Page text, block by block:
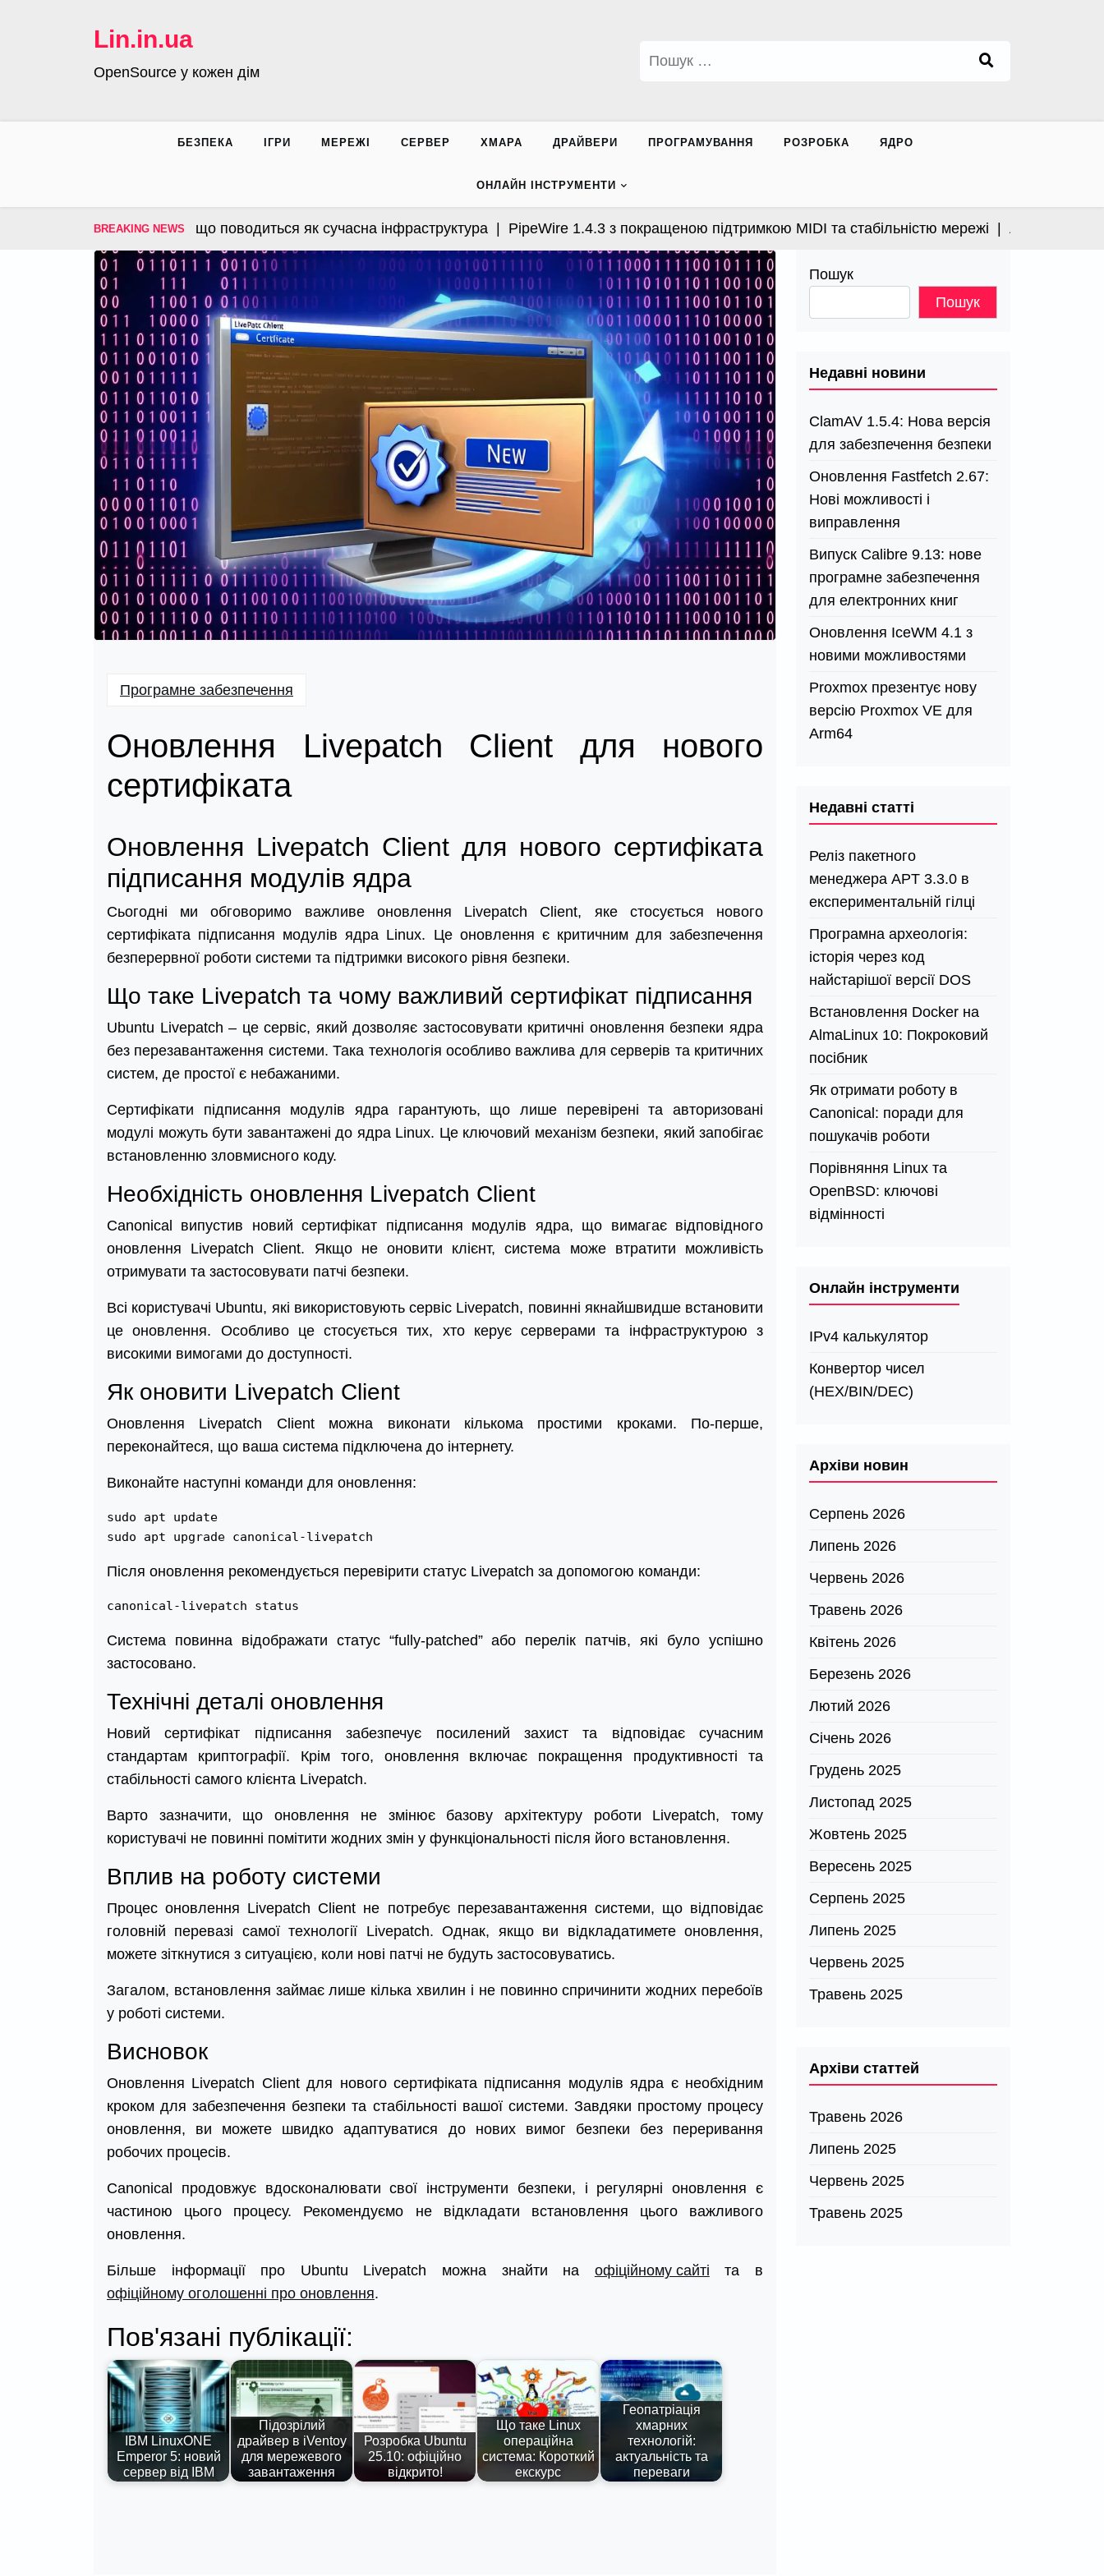
Lin.in.ua
OpenSource у кожен дім
БЕЗПЕКА ІГРИ МЕРЕЖІ СЕРВЕР ХМАРА ДРАЙВЕРИ ПРОГРАМУВАННЯ РОЗРОБКА ЯДРО
ОНЛАЙН ІНСТРУМЕНТИ
BREAKING NEWS
операційна система, що поводиться як сучасна інфраструктура |PipeWire 1.4.3 з покращеною підтримкою MIDI та стабільністю мережі |Apple випустила
Програмне забезпечення
Оновлення Livepatch Client для нового
сертифіката
Оновлення Livepatch Client для нового сертифіката
підписання модулів ядра
Сьогодні ми обговоримо важливе оновлення Livepatch Client, яке стосується нового
сертифіката підписання модулів ядра Linux. Це оновлення є критичним для забезпечення
безперервної роботи системи та підтримки високого рівня безпеки.
Що таке Livepatch та чому важливий сертифікат підписання
Ubuntu Livepatch – це сервіс, який дозволяє застосовувати критичні оновлення безпеки ядра
без перезавантаження системи. Така технологія особливо важлива для серверів та критичних
систем, де простої є небажаними.
Сертифікати підписання модулів ядра гарантують, що лише перевірені та авторизовані
модулі можуть бути завантажені до ядра Linux. Це ключовий механізм безпеки, який запобігає
встановленню зловмисного коду.
Необхідність оновлення Livepatch Client
Canonical випустив новий сертифікат підписання модулів ядра, що вимагає відповідного
оновлення Livepatch Client. Якщо не оновити клієнт, система може втратити можливість
отримувати та застосовувати патчі безпеки.
Всі користувачі Ubuntu, які використовують сервіс Livepatch, повинні якнайшвидше встановити
це оновлення. Особливо це стосується тих, хто керує серверами та інфраструктурою з
високими вимогами до доступності.
Як оновити Livepatch Client
Оновлення Livepatch Client можна виконати кількома простими кроками. По-перше,
переконайтеся, що ваша система підключена до інтернету.
Виконайте наступні команди для оновлення:
sudo apt update
Після оновлення рекомендується перевірити статус Livepatch за допомогою команди:
Система повинна відображати статус “fully-patched” або перелік патчів, які було успішно
застосовано.
Технічні деталі оновлення
Новий сертифікат підписання забезпечує посилений захист та відповідає сучасним
стандартам криптографії. Крім того, оновлення включає покращення продуктивності та
стабільності самого клієнта Livepatch.
Варто зазначити, що оновлення не змінює базову архітектуру роботи Livepatch, тому
користувачі не повинні помітити жодних змін у функціональності після його встановлення.
Вплив на роботу системи
Процес оновлення Livepatch Client не потребує перезавантаження системи, що відповідає
головній перевазі самої технології Livepatch. Однак, якщо ви відкладатимете оновлення,
можете зіткнутися з ситуацією, коли нові патчі не будуть застосовуватись.
Загалом, встановлення займає лише кілька хвилин і не повинно спричинити жодних перебоїв
у роботі системи.
Висновок
Оновлення Livepatch Client для нового сертифіката підписання модулів ядра є необхідним
кроком для забезпечення безпеки та стабільності вашої системи. Завдяки простому процесу
оновлення, ви можете швидко адаптуватися до нових вимог безпеки без переривання
робочих процесів.
Canonical продовжує вдосконалювати свої інструменти безпеки, і регулярні оновлення є
частиною цього процесу. Рекомендуємо не відкладати встановлення цього важливого
оновлення.
Більше інформації про Ubuntu Livepatch можна знайти на офіційному сайті та в
офіційному оголошенні про оновлення.
Пов'язані публікації:
IBM LinuxONE
Emperor 5: новий
сервер від IBM
Підозрілий
драйвер в iVentoy
для мережевого
завантаження
Розробка Ubuntu
25.10: офіційно
відкрито!
Що таке Linux
операційна
система: Короткий
екскурс
Геопатріація
хмарних
технологій:
актуальність та
переваги
Пошук
Пошук
Недавні новини
ClamAV 1.5.4: Нова версія
для забезпечення безпеки
Оновлення Fastfetch 2.67:
Нові можливості і
виправлення
Випуск Calibre 9.13: нове
програмне забезпечення
для електронних книг
Оновлення IceWM 4.1 з
новими можливостями
Proxmox презентує нову
версію Proxmox VE для
Arm64
Недавні статті
Реліз пакетного
менеджера APT 3.3.0 в
експериментальній гілці
Програмна археологія:
історія через код
найстарішої версії DOS
Встановлення Docker на
AlmaLinux 10: Покроковий
посібник
Як отримати роботу в
Canonical: поради для
пошукачів роботи
Порівняння Linux та
OpenBSD: ключові
відмінності
Онлайн інструменти
IPv4 калькулятор
Конвертор чисел
(HEX/BIN/DEC)
Архіви новин
Серпень 2026
Липень 2026
Червень 2026
Травень 2026
Квітень 2026
Березень 2026
Лютий 2026
Січень 2026
Грудень 2025
Листопад 2025
Жовтень 2025
Вересень 2025
Серпень 2025
Липень 2025
Червень 2025
Травень 2025
Архіви статтей
Травень 2026
Липень 2025
Червень 2025
Травень 2025